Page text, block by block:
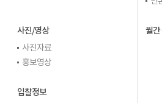
사진/영상
사진자료
홍보영상
월간
입찰정보